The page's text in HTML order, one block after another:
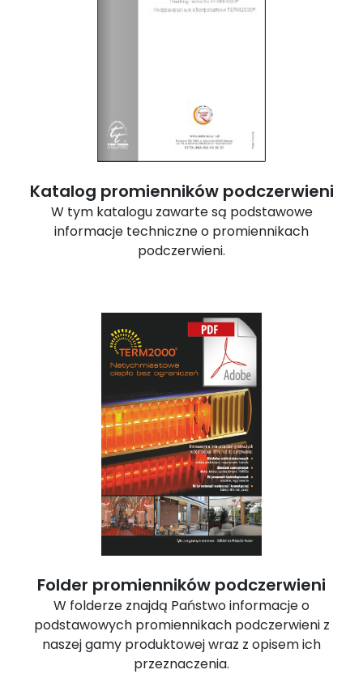
Katalog promienników podczerwieni
W tym katalogu zawarte są podstawowe
informacje techniczne o promiennikach
podczerwieni.
Folder promienników podczerwieni
W folderze znajdą Państwo informacje o
podstawowych promiennikach podczerwieni z
naszej gamy produktowej wraz z opisem ich
przeznaczenia.